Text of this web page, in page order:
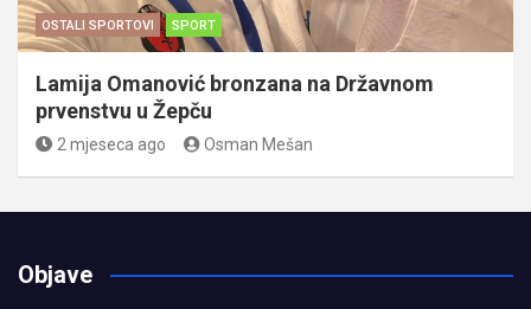
OSTALI SPORTOVI SPORT
Lamija Omanović bronzana na Državnom
prvenstvu u Žepču
2 mjeseca ago Osman Mešan
Objave